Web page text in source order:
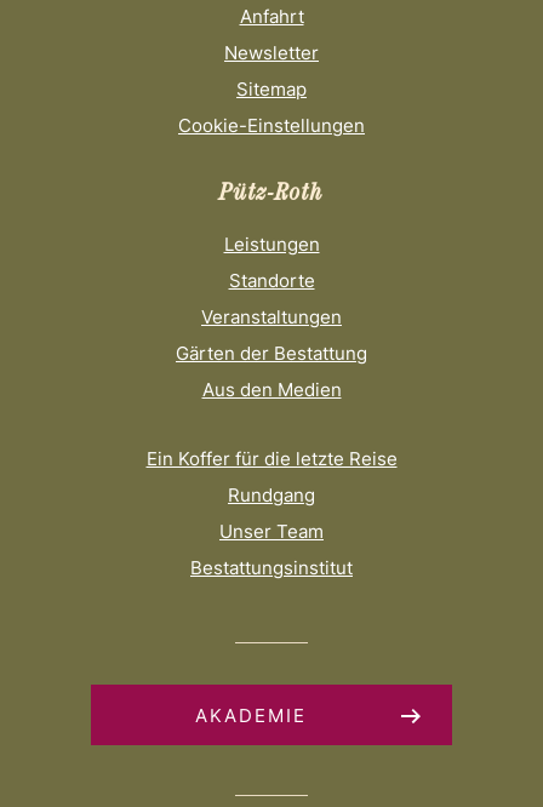
Anfahrt
Newsletter
Sitemap
Cookie-Einstellungen
Pütz-Roth
Leistungen
Standorte
Veranstaltungen
Gärten der Bestattung
Aus den Medien
Ein Koffer für die letzte Reise
Rundgang
Unser Team
Bestattungsinstitut
AKADEMIE